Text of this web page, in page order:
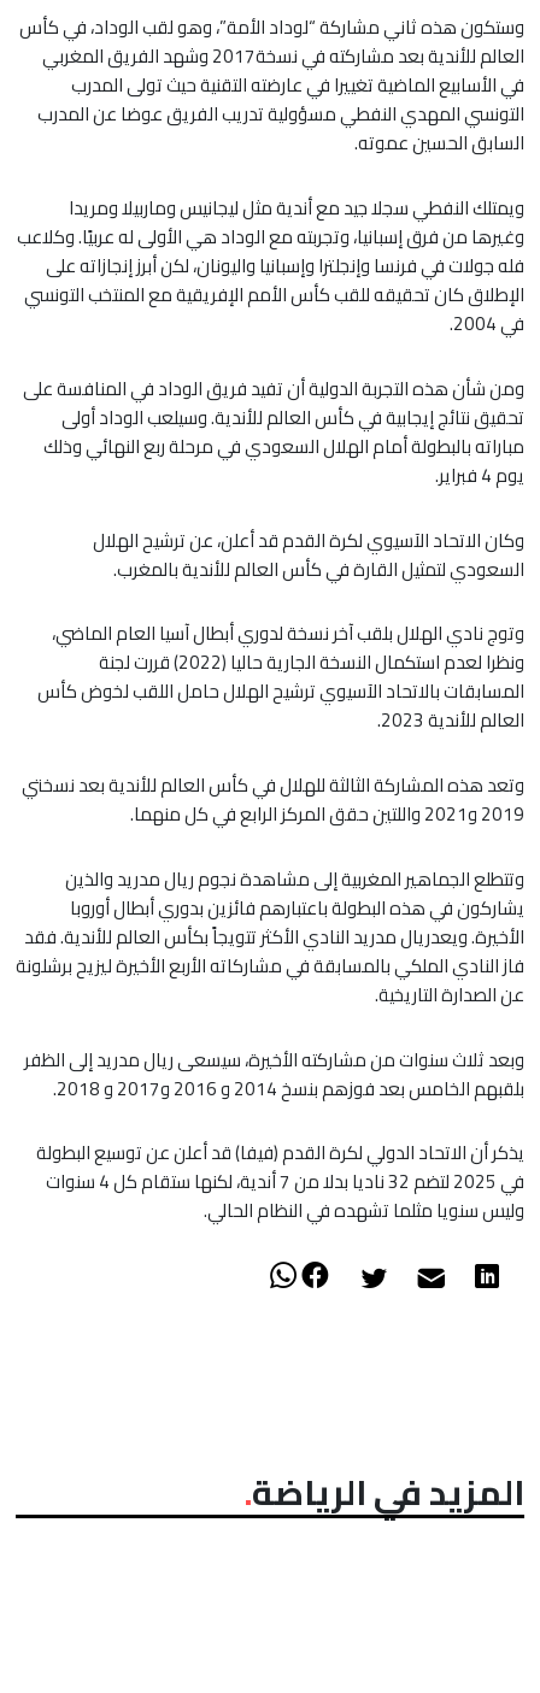
وستكون هذه ثاني مشاركة “لوداد الأمة”، وهو لقب الوداد، في كأس
العالم للأندية بعد مشاركته في نسخة2017 وشهد الفريق المغربي
في الأسابيع الماضية تغييرا في عارضته التقنية حيث تولى المدرب
التونسي المهدي النفطي مسؤولية تدريب الفريق عوضا عن المدرب
السابق الحسين عموته.
ويمتلك النفطي سجلا جيد مع أندية مثل ليجانيس وماربيلا ومريدا
وغيرها من فرق إسبانيا، وتجربته مع الوداد هي الأولى له عربيًا. وكلاعب
فله جولات في فرنسا وإنجلترا وإسبانيا واليونان، لكن أبرز إنجازاته على
الإطلاق كان تحقيقه للقب كأس الأمم الإفريقية مع المنتخب التونسي
في 2004.
ومن شأن هذه التجربة الدولية أن تفيد فريق الوداد في المنافسة على
تحقيق نتائج إيجابية في كأس العالم للأندية. وسيلعب الوداد أولى
مباراته بالبطولة أمام الهلال السعودي في مرحلة ربع النهائي وذلك
يوم 4 فبراير.
وكان الاتحاد الآسيوي لكرة القدم قد أعلن، عن ترشيح الهلال
السعودي لتمثيل القارة في كأس العالم للأندية بالمغرب.
وتوج نادي الهلال بلقب آخر نسخة لدوري أبطال آسيا العام الماضي،
ونظرا لعدم استكمال النسخة الجارية حاليا (2022) قررت لجنة
المسابقات بالاتحاد الآسيوي ترشيح الهلال حامل اللقب لخوض كأس
العالم للأندية 2023.
وتعد هذه المشاركة الثالثة للهلال في كأس العالم للأندية بعد نسختي
2019 و2021 واللتين حقق المركز الرابع في كل منهما.
وتتطلع الجماهير المغربية إلى مشاهدة نجوم ريال مدريد والذين
يشاركون في هذه البطولة باعتبارهم فائزين بدوري أبطال أوروبا
الأخيرة. ويعدريال مدريد النادي الأكثر تتويجاً بكأس العالم للأندية. فقد
فاز النادي الملكي بالمسابقة في مشاركاته الأربع الأخيرة ليزيح برشلونة
عن الصدارة التاريخية.
وبعد ثلاث سنوات من مشاركته الأخيرة، سيسعى ريال مدريد إلى الظفر
بلقبهم الخامس بعد فوزهم بنسخ 2014 و 2016 و2017 و 2018.
يذكر أن الاتحاد الدولي لكرة القدم (فيفا) قد أعلن عن توسيع البطولة
في 2025 لتضم 32 ناديا بدلا من 7 أندية، لكنها ستقام كل 4 سنوات
وليس سنويا مثلما تشهده في النظام الحالي.
المزيد في الرياضة